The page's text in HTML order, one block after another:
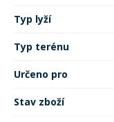
Typ lyží
Typ terénu
Určeno pro
Stav zboží